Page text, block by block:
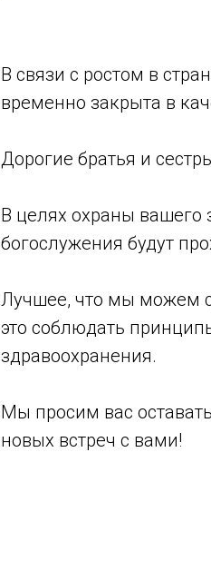
В связи с ростом в
временно закрыта в
Дорогие братья и
В целях охраны вашего
богослужения будут
Лучшее, что мы можем
это соблюдать
здравоохранения.
Мы просим вас
новых встреч с вами!